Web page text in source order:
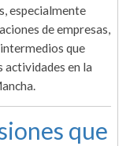
especialmente
de empresas,
que
actividades en la
que